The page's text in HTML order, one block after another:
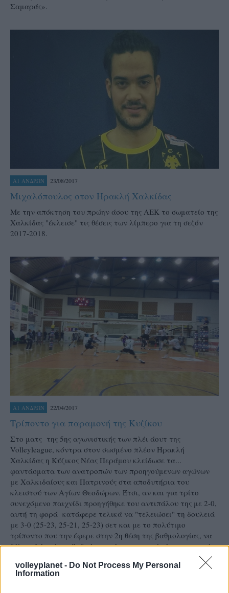
volleyplanet - Do Not Process My Personal
Information
Σαμαράς».
Α1 ΑΝΔΡΩΝ 23/08/2017
Μιχαλόπουλος στον Ηρακλή Χαλκίδας
Με την απόκτηση του πρώην άσου της ΑΕΚ το σωματείο της
Χαλκίδας "έκλεισε" τις θέσεις των λίμπερο για τη σεζόν
2017-2018.
Α1 ΑΝΔΡΩΝ 22/04/2017
Τρίποντο για παραμονή της Κυζίκου
Στο ματς της 5ης αγωνιστικής των πλέι άουτ της
Volleyleague, κόντρα στον σωσμένο πλέον Ηρακλή
Χαλκίδας η Κύζικος Νέας Περάμου κλείδωσε τα...
φαντάσματα των ανατροπών των προηγούμενων αγώνων
με Χαλκιδαίους και Πατρινούς στα αποδυτήρια του
κλειστού των Αγίων Θεοδώρων. Έτσι, αν και για τρίτο
συνεχόμενο παιχνίδι προηγήθηκε του αντιπάλου της με 2-0,
αυτή τη φορά κατάφερε τελικά να "τελειώσει" τη δουλειά
με 3-0 (25-23, 25-21, 25-23) σετ και με το πολύτιμο
τρίποντο που την έφερε στην 2η θέση της βαθμολογίας, να
θέλει πλέον έναν βαθμό στο πέσιμο της αυλαίας της σειράς
Γκολίτση την σωτηρία της.